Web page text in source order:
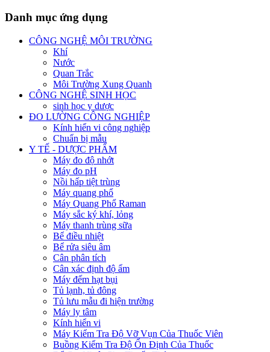
Danh mục ứng dụng
CÔNG NGHỆ MÔI TRƯỜNG
Khí
Nước
Quan Trắc
Môi Trường Xung Quanh
CÔNG NGHỆ SINH HỌC
sinh học y dược
ĐO LƯỜNG CÔNG NGHIỆP
Kính hiển vi công nghiệp
Chuẩn bị mẫu
Y TẾ - DƯỢC PHẨM
Máy đo độ nhớt
Máy đo pH
Nồi hấp tiệt trùng
Máy quang phổ
Máy Quang Phổ Raman
Máy sắc ký khí, lỏng
Máy thanh trùng sữa
Bể điều nhiệt
Bể rửa siêu âm
Cân phân tích
Cân xác định độ ẩm
Máy đếm hạt bụi
Tủ lạnh, tủ đông
Tủ lưu mẫu đi hiện trường
Máy ly tâm
Kính hiển vi
Máy Kiểm Tra Độ Vỡ Vụn Của Thuốc Viên
Buồng Kiểm Tra Độ Ổn Định Của Thuốc